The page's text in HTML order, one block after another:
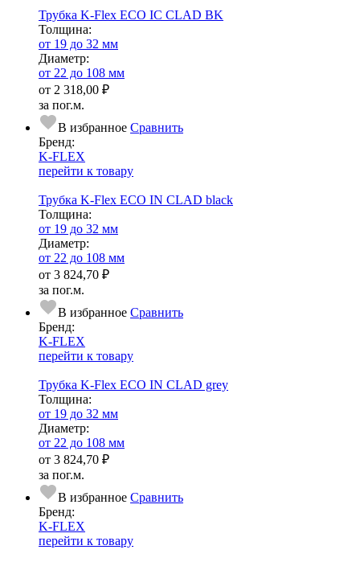
Трубка K-Flex ECO IC CLAD BK
Тол­щи­на:
от 19 до 32 мм
Диаметр:
от 22 до 108 мм
от 2 318,00 ₽
за пог.м.
В избранное Сравнить
Бренд:
K-FLEX
перейти к товару
Трубка K-Flex ECO IN CLAD black
Тол­щи­на:
от 19 до 32 мм
Диаметр:
от 22 до 108 мм
от 3 824,70 ₽
за пог.м.
В избранное Сравнить
Бренд:
K-FLEX
перейти к товару
Трубка K-Flex ECO IN CLAD grey
Тол­щи­на:
от 19 до 32 мм
Диаметр:
от 22 до 108 мм
от 3 824,70 ₽
за пог.м.
В избранное Сравнить
Бренд:
K-FLEX
перейти к товару